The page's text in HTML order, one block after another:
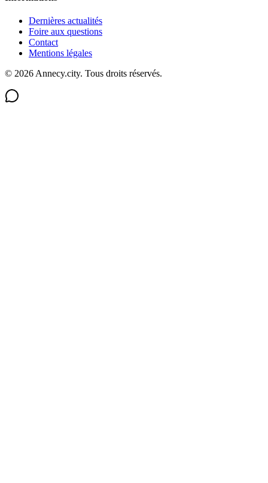
Dernières actualités
Foire aux questions
Contact
Mentions légales
© 2026 Annecy.city. Tous droits réservés.